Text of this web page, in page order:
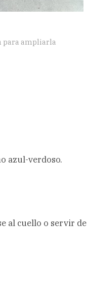
para ampliarla
azul-verdoso.
al cuello o servir de